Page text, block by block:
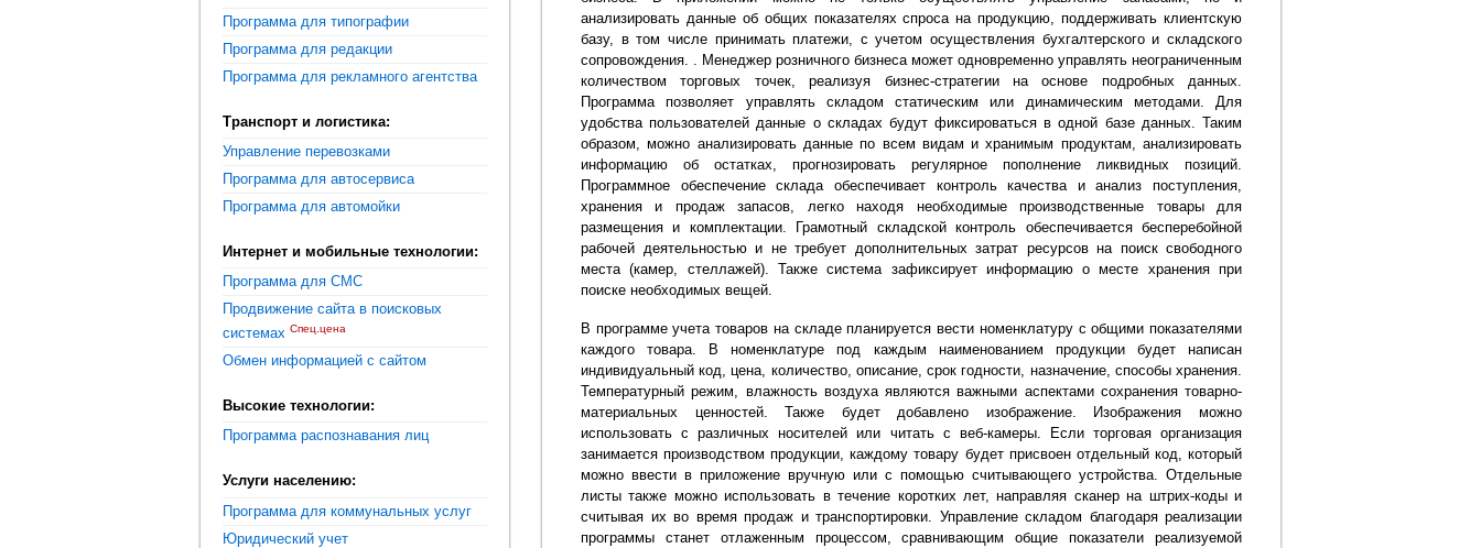
анализировать данные об общих показателях спроса на продукцию, поддерживать клиентскую
базу, в том числе принимать платежи, с учетом осуществления бухгалтерского и складского
сопровождения. . Менеджер розничного бизнеса может одновременно управлять неограниченным
количеством торговых точек, реализуя бизнес-стратегии на основе подробных данных.
Программа позволяет управлять складом статическим или динамическим методами. Для
удобства пользователей данные о складах будут фиксироваться в одной базе данных. Таким
образом, можно анализировать данные по всем видам и хранимым продуктам, анализировать
информацию об остатках, прогнозировать регулярное пополнение ликвидных позиций.
Программное обеспечение склада обеспечивает контроль качества и анализ поступления,
хранения и продаж запасов, легко находя необходимые производственные товары для
размещения и комплектации. Грамотный складской контроль обеспечивается бесперебойной
рабочей деятельностью и не требует дополнительных затрат ресурсов на поиск свободного
места (камер, стеллажей). Также система зафиксирует информацию о месте хранения при
поиске необходимых вещей.
В программе учета товаров на складе планируется вести номенклатуру с общими показателями
каждого товара. В номенклатуре под каждым наименованием продукции будет написан
индивидуальный код, цена, количество, описание, срок годности, назначение, способы хранения.
Температурный режим, влажность воздуха являются важными аспектами сохранения товарно-
материальных ценностей. Также будет добавлено изображение. Изображения можно
использовать с различных носителей или читать с веб-камеры. Если торговая организация
занимается производством продукции, каждому товару будет присвоен отдельный код, который
можно ввести в приложение вручную или с помощью считывающего устройства. Отдельные
листы также можно использовать в течение коротких лет, направляя сканер на штрих-коды и
считывая их во время продаж и транспортировки. Управление складом благодаря реализации
программы станет отлаженным процессом, сравнивающим общие показатели реализуемой
Программа для типографии
Программа для редакции
Программа для рекламного агентства
Транспорт и логистика:
Управление перевозками
Программа для автосервиса
Программа для автомойки
Интернет и мобильные технологии:
Программа для СМС
Продвижение сайта в поисковых
системах Спец.цена
Обмен информацией с сайтом
Высокие технологии:
Программа распознавания лиц
Услуги населению:
Программа для коммунальных услуг
Юридический учет